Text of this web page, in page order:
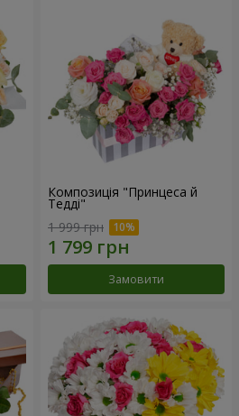
Композиція "Принцеса й
Тедді"
1 999 грн
Замовити